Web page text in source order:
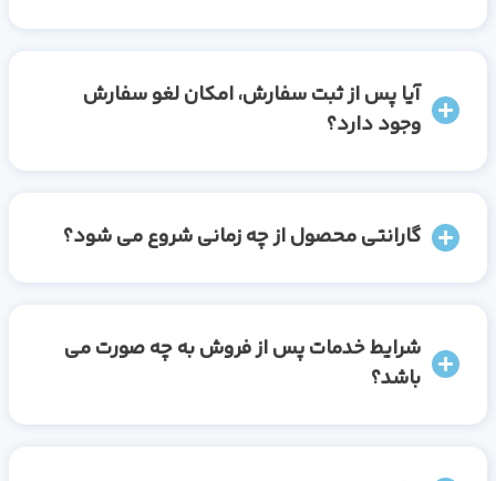
آیا پس از ثبت سفارش، امکان لغو سفارش
وجود دارد؟
گارانتی محصول از چه زمانی شروع می شود؟
شرایط خدمات پس از فروش به چه صورت می
باشد؟